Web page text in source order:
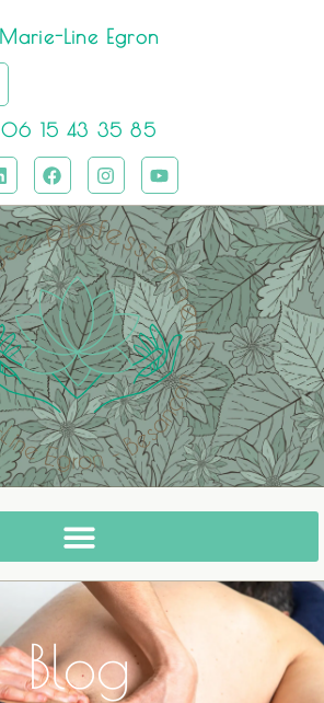
Marie-Line Egron
06 15 43 35 85
Blog